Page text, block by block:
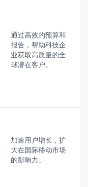
通过高效的预算和
报告，帮助科技企
业获取高质量的全
球潜在客户。
加速用户增长，扩
大在国际移动市场
的影响力。